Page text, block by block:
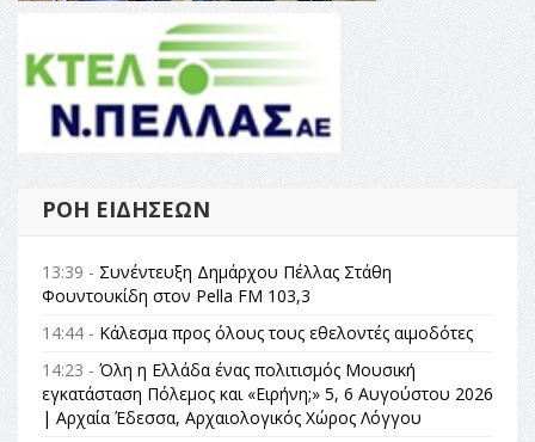
ΡΟΉ ΕΙΔΉΣΕΩΝ
13:39 - Συνέντευξη Δημάρχου Πέλλας Στάθη
Φουντουκίδη στον Pella FM 103,3
14:44 - Κάλεσμα προς όλους τους εθελοντές αιμοδότες
14:23 - Όλη η Ελλάδα ένας πολιτισμός Μουσική
εγκατάσταση Πόλεμος και «Ειρήνη;» 5, 6 Αυγούστου 2026
| Αρχαία Έδεσσα, Αρχαιολογικός Χώρος Λόγγου